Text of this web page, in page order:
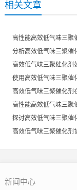
相关文章
高性能高效低气味三聚
分析高效低气味三聚催
高效低气味三聚催化剂
使用高效低气味三聚催
高效低气味三聚催化剂
高性能高效低气味三聚
探讨高效低气味三聚催
高效低气味三聚催化剂
新闻中心